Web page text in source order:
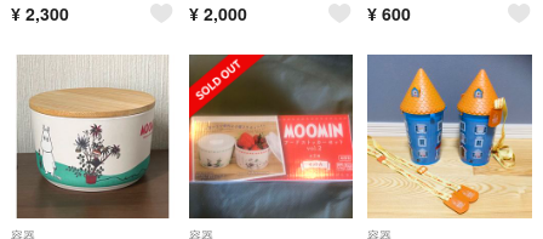
¥ 2,300 ¥ 2,000 ¥ 600
容器 容器 容器